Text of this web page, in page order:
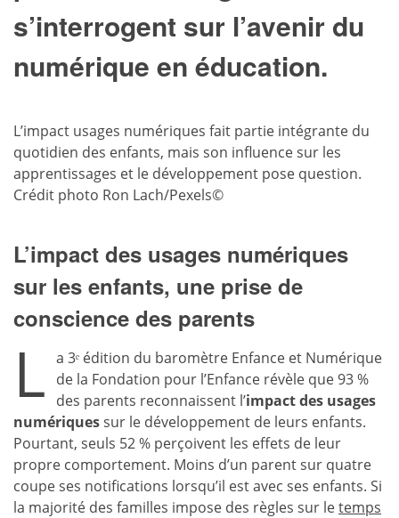
s’interrogent sur l’avenir du
numérique en éducation.
L’impact usages numériques fait partie intégrante du
quotidien des enfants, mais son influence sur les
apprentissages et le développement pose question.
Crédit photo Ron Lach/Pexels©
L’impact des usages numériques
sur les enfants, une prise de
conscience des parents
L a 3ᵉ édition du baromètre Enfance et Numérique
de la Fondation pour l’Enfance révèle que 93 %
des parents reconnaissent l’impact des usages
numériquessur le développement de leurs enfants.
Pourtant, seuls 52 % perçoivent les effets de leur
propre comportement. Moins d’un parent sur quatre
coupe ses notifications lorsqu’il est avec ses enfants. Si
la majorité des familles impose des règles sur letemps